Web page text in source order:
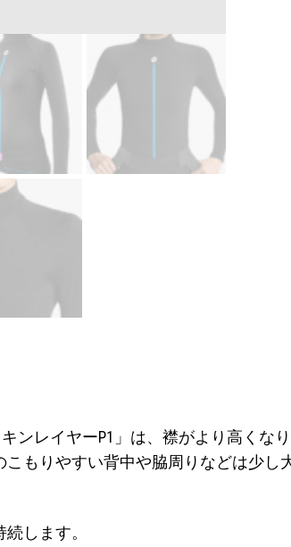
ンレイヤーP1」は、襟がより高くな
もりやすい背中や脇周りなどは少し
します。